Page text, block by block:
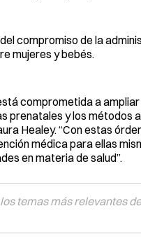
compromiso de la
mujeres y bebés.
comprometida a
prenatales y los métodos
Healey. “Con estas
médica para ellas
en materia de salud”.
temas más relevantes